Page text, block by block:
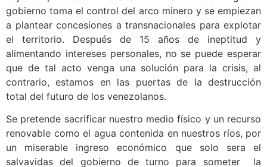
gobierno toma el control del arco minero y se empiezan
a plantear concesiones a transnacionales para explotar
el territorio. Después de 15 años de ineptitud y
alimentando intereses personales, no se puede esperar
que de tal acto venga una solución para la crisis, al
contrario, estamos en las puertas de la destrucción
total del futuro de los venezolanos.
Se pretende sacrificar nuestro medio físico y un recurso
renovable como el agua contenida en nuestros ríos, por
un miserable ingreso económico que solo sera el
salvavidas del gobierno de turno para someter la